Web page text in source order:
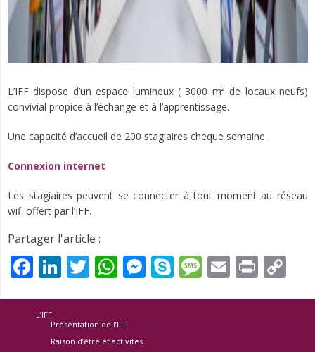
L’IFF dispose d’un espace lumineux ( 3000 m² de locaux neufs)
convivial propice à l’échange et à l’apprentissage.
Une capacité d’accueil de 200 stagiaires cheque semaine.
Connexion internet
Les stagiaires peuvent se connecter à tout moment au réseau
wifi offert par l’IFF.
Partager l'article :
Facebook
LinkedIn
Twitter
WhatsApp
Messenger
SkypeMessage
Email
Print
L’IFF
Présentation de l’IFF
Raison d’être et activités